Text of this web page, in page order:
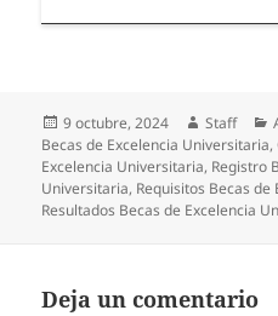
Publicado
el
9 octubre, 2024 Autor
Staff
Becas de Excelencia Universitaria,
Excelencia Universitaria, Registro
Universitaria, Requisitos Becas
Resultados Becas de Excelencia
Deja un comentario